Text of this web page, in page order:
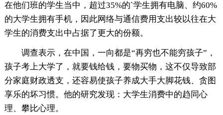
在他们班的学生当中，超过35%的`学生拥有电脑、约60%
的大学生拥有手机，因此网络与通信费用支出较以往在大
学生的消费支出中占据了更大的份额。
调查表示，在中国，一向都是“再穷也不能穷孩子”，
孩子考上大学了，就要钱给钱，要物买物，这不仅导致部
分家庭财政透支，还容易使孩子养成大手大脚花钱、贪图
享乐的坏习惯。他的研究发现：大学生消费中的趋同心
理、攀比心理。